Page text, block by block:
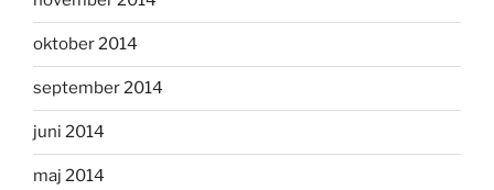
oktober 2014
september 2014
juni 2014
maj 2014